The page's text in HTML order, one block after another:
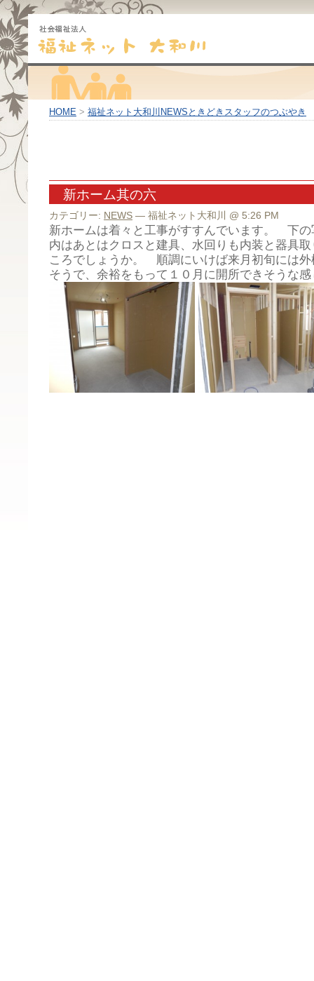
HOME > 福祉ネット大和川NEWSときどきスタッフのつぶやき
新ホーム其の六
カテゴリー: NEWS — 福祉ネット大和川 @ 5:26 PM
新ホームは着々と工事がすすんでいます。 下の
内はあとはクロスと建具、水回りも内装と器具
ころでしょうか。 順調にいけば来月初旬には外
そうで、余裕をもって１０月に開所できそうな